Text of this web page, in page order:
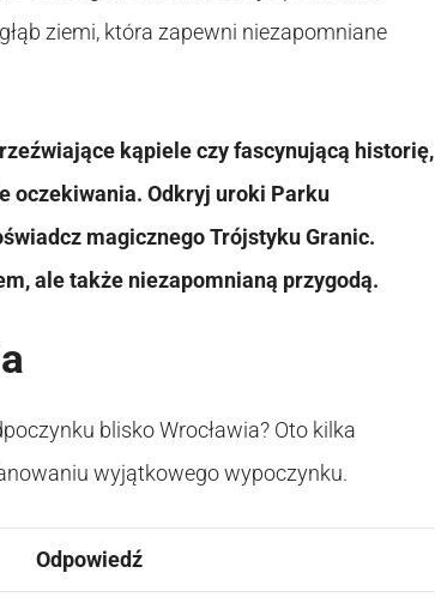
ziemi, która zapewni niezapomniane
kąpiele czy fascynującą historię,
oczekiwania. Odkryj uroki Parku
magicznego Trójstyku Granic.
ale także niezapomnianą przygodą.
blisko Wrocławia? Oto kilka
wyjątkowego wypoczynku.
Odpowiedź